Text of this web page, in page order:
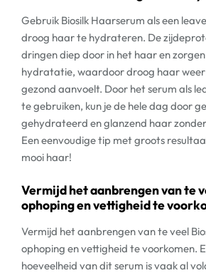
Gebruik Biosilk Haarserum als een
droog haar te hydrateren. De
dringen diep door in het haar en
hydratatie, waardoor droog haar
gezond aanvoelt. Door het serum als
te gebruiken, kun je de hele dag door
gehydrateerd en glanzend haar
Een eenvoudige tip met groots
mooi haar!
Vermijd het aanbrengen van te
ophoping en vettigheid te
Vermijd het aanbrengen van te veel
ophoping en vettigheid te voorkomen.
hoeveelheid van dit serum is vaak al